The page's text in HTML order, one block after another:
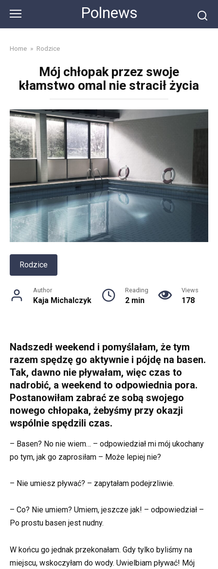
content
Polnews
Home » Rodzice
Mój chłopak przez swoje
kłamstwo omal nie stracił życia
Rodzice
Author
Kaja Michalczyk
Reading
2 min
Views
178
Nadszedł weekend i pomyślałam, że tym
razem spędzę go aktywnie i pójdę na basen.
Tak, dawno nie pływałam, więc czas to
nadrobić, a weekend to odpowiednia pora.
Postanowiłam zabrać ze sobą swojego
nowego chłopaka, żebyśmy przy okazji
wspólnie spędzili czas.
– Basen? No nie wiem… – odpowiedział mi mój ukochany
po tym, jak go zaprosiłam – Może lepiej nie?
– Nie umiesz pływać? – zapytałam podejrzliwie.
– Co? Nie umiem? Umiem, jeszcze jak! – odpowiedział –
Po prostu basen jest nudny.
W końcu go jednak przekonałam. Gdy tylko byliśmy na
miejscu, wskoczyłam do wody. Uwielbiam pływać! Mój